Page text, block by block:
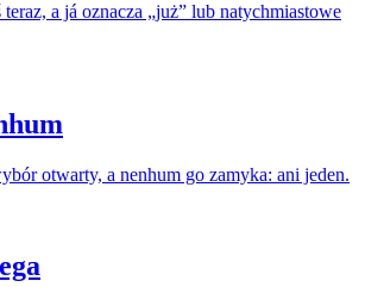
a já oznacza „już” lub natychmiastowe
otwarty, a nenhum go zamyka: ani jeden.